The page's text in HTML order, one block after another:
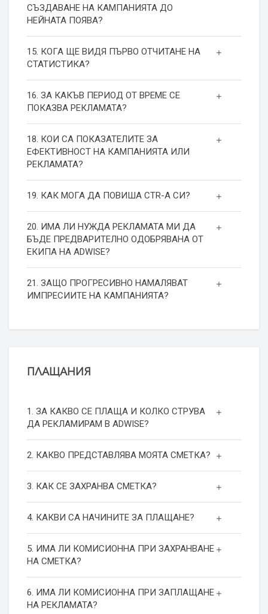
СЪЗДАВАНЕ НА КАМПАНИЯТА ДО
НЕЙНАТА ПОЯВА?
15. КОГА ЩЕ ВИДЯ ПЪРВО ОТЧИТАНЕ НА
СТАТИСТИКА?
16. ЗА КАКЪВ ПЕРИОД ОТ ВРЕМЕ СЕ
ПОКАЗВА РЕКЛАМАТА?
18. КОИ СА ПОКАЗАТЕЛИТЕ ЗА
ЕФЕКТИВНОСТ НА КАМПАНИЯТА ИЛИ
РЕКЛАМАТА?
19. КАК МОГА ДА ПОВИША СТR-А СИ?
20. ИМА ЛИ НУЖДА РЕКЛАМАТА МИ ДА
БЪДЕ ПРЕДВАРИТЕЛНО ОДОБРЯВАНА ОТ
ЕКИПА НА ADWISE?
21. ЗАЩО ПРОГРЕСИВНО НАМАЛЯВАТ
ИМПРЕСИИТЕ НА КАМПАНИЯТА?
ПЛАЩАНИЯ
1. ЗА КАКВО СЕ ПЛАЩА И КОЛКО СТРУВА
ДА РЕКЛАМИРАМ В ADWISE?
2. КАКВО ПРЕДСТАВЛЯВА МОЯТА СМЕТКА?
3. КАК СЕ ЗАХРАНВА СМЕТКА?
4. КАКВИ СА НАЧИНИТЕ ЗА ПЛАЩАНЕ?
5. ИМА ЛИ КОМИСИОННА ПРИ ЗАХРАНВАНЕ
НА СМЕТКА?
6. ИМА ЛИ КОМИСИОННА ПРИ ЗАПЛАЩАНЕ
НА РЕКЛАМАТА?